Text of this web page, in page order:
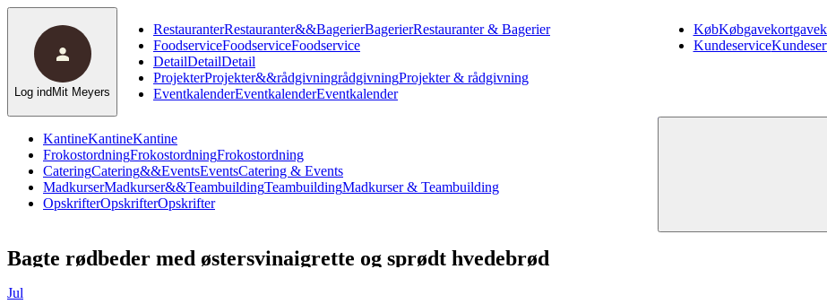
KantineKantineKantine
FrokostordningFrokostordningFrokostordning
CateringCatering&&EventsEventsCatering & Events
MadkurserMadkurser&&TeambuildingTeambuildingMadkurser & Teambuilding
OpskrifterOpskrifterOpskrifter
RestauranterRestauranter&&BagerierBagerierRestauranter & Bagerier
FoodserviceFoodserviceFoodservice
DetailDetailDetail
ProjekterProjekter&&rådgivningrådgivningProjekter & rådgivning
EventkalenderEventkalenderEventkalender
KøbKøbgavekort
Kundeservice
Log ind Mit Meyers
Bagte rødbeder med østersvinaigrette og sprødt hvedebrød
Jul